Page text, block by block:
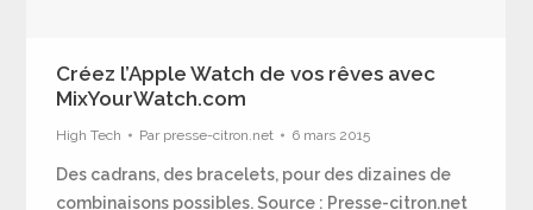
Créez l’Apple Watch de vos rêves avec
MixYourWatch.com
High Tech Par presse-citron.net 6 mars 2015
Des cadrans, des bracelets, pour des dizaines de
combinaisons possibles. Source : Presse-citron.net